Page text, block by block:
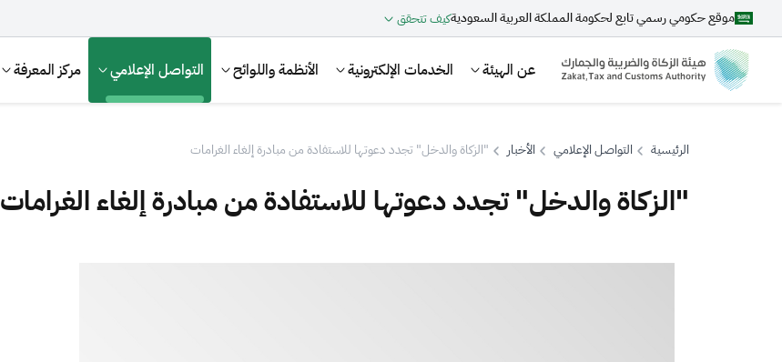
موقع حكومي رسمي تابع لحكومة المملكة العربية السعوديةكيف تتحقق
عن الهيئة الخدمات الإلكترونية الأنظمة واللوائح التواصل الإعلامي مركز المعرفة
بحث
الرئيسية التواصل الإعلامي الأخبار "الزكاة والدخل" تجدد دعوتها للاستفادة من مبادرة إلغاء الغرامات
"الزكاة والدخل" تجدد دعوتها للاستفادة من مبادرة إلغاء الغرامات